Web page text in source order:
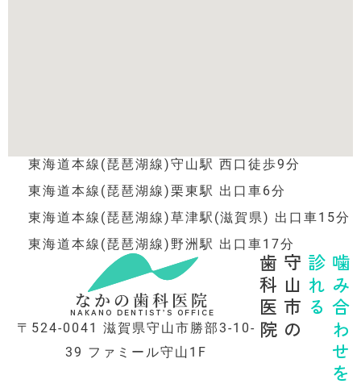
東海道本線(琵琶湖線)守山駅 西口徒歩9分
東海道本線(琵琶湖線)栗東駅 出口車6分
東海道本線(琵琶湖線)草津駅(滋賀県) 出口車15分
東海道本線(琵琶湖線)野洲駅 出口車17分
なかの歯科医院
NAKANO DENTIST’S OFFICE
〒524-0041 滋賀県守山市勝部3-10-
39 ファミール守山1F
噛み合わせを
診れる
守山市の
歯科医院